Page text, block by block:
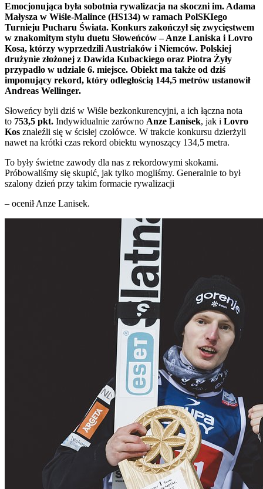
Emocjonująca była sobotnia rywalizacja na skoczni im. Adama
Małysza w Wiśle-Malince (HS134) w ramach PolSKIego
Turnieju Pucharu Świata. Konkurs zakończył się zwycięstwem
w znakomitym stylu duetu Słoweńców – Anze Laniska i Lovro
Kosa, którzy wyprzedzili Austriaków i Niemców. Polskiej
drużynie złożonej z Dawida Kubackiego oraz Piotra Żyły
przypadło w udziale 6. miejsce. Obiekt ma także od dziś
imponujący rekord, który odległością 144,5 metrów ustanowił
Andreas Wellinger.
Słoweńcy byli dziś w Wiśle bezkonkurencyjni, a ich łączna nota
to 753,5 pkt. Indywidualnie zarówno Anze Lanisek, jak i Lovro
Kos znaleźli się w ścisłej czołówce. W trakcie konkursu dzierżyli
nawet na krótki czas rekord obiektu wynoszący 134,5 metra.
To były świetne zawody dla nas z rekordowymi skokami.
Próbowaliśmy się skupić, jak tylko mogliśmy. Generalnie to był
szalony dzień przy takim formacie rywalizacji
– ocenił Anze Lanisek.